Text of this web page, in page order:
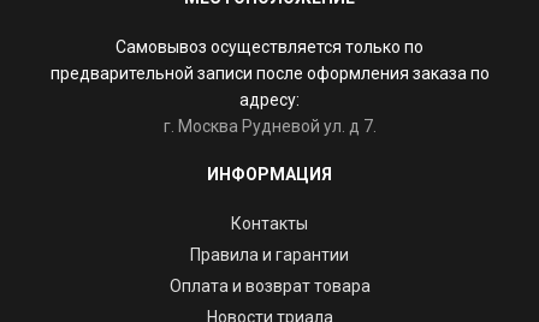
Самовывоз осуществляется только по
предварительной записи после оформления заказа по
адресу:
г. Москва Рудневой ул. д 7.
ИНФОРМАЦИЯ
Контакты
Правила и гарантии
Оплата и возврат товара
Новости триала